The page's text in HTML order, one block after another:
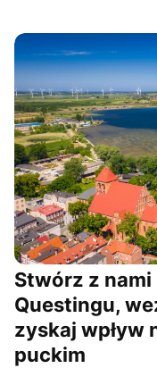
Stwórz z nami
Questingu,
zyskaj wpływ
puckim